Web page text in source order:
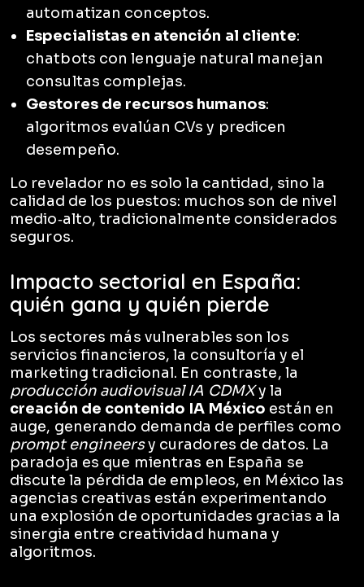
automatizan conceptos.
Especialistas en atención al cliente:
chatbots con lenguaje natural manejan
consultas complejas.
Gestores de recursos humanos:
algoritmos evalúan CVs y predicen
desempeño.
Lo revelador no es solo la cantidad, sino la
calidad de los puestos: muchos son de nivel
medio‑alto, tradicionalmente considerados
seguros.
Impacto sectorial en España:
quién gana y quién pierde
Los sectores más vulnerables son los
servicios financieros, la consultoría y el
marketing tradicional. En contraste, la
producción audiovisual IA CDMXy la
creación de contenido IA México están en
auge, generando demanda de perfiles como
prompt engineersy curadores de datos. La
paradoja es que mientras en España se
discute la pérdida de empleos, en México las
agencias creativas están experimentando
una explosión de oportunidades gracias a la
sinergia entre creatividad humana y
algoritmos.